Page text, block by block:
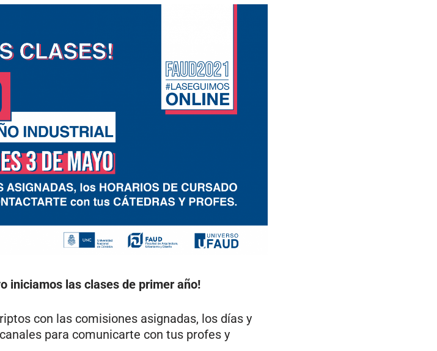
iniciamos las clases de primer año!
con las comisiones asignadas, los días y
para comunicarte con tus profes y